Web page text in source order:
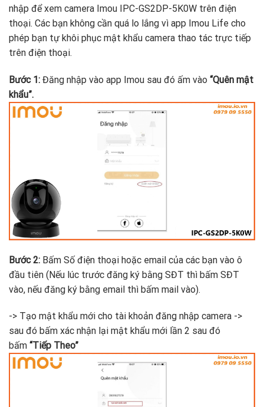
nhập để xem camera Imou IPC-GS2DP-5K0W trên điện
thoại. Các bạn không cần quá lo lắng vì app Imou Life cho
phép bạn tự khôi phục mật khẩu camera thao tác trực tiếp
trên điện thoại.
Bước 1: Đăng nhập vào app Imou sau đó ấm vào “Quên mật
khẩu”.
Bước 2: Bấm Số điện thoại hoặc email của các bạn vào ô
đầu tiên (Nếu lúc trước đăng ký bằng SĐT thì bấm SĐT
vào, nếu đăng ký bằng email thì bấm mail vào).
-> Tạo mật khẩu mới cho tài khoản đăng nhập camera ->
sau đó bấm xác nhận lại mật khẩu mới lần 2 sau đó
bấm “Tiếp Theo”